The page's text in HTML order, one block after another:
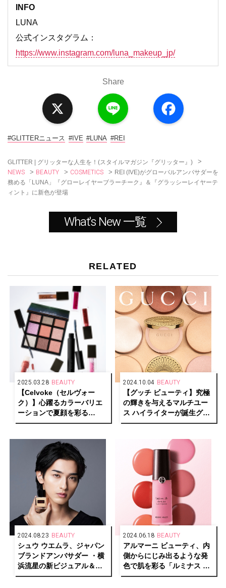
INFO
LUNA
公式インスタグラム：
https://www.instagram.com/luna_makeup_jp/
Share
a
c
#GLITTERニュース #IVE #LUNA #REI
GLITTER | グリッターな人生を！(スタイルマガジン『グリッター』) >
NEWS > BEAUTY > COSMETICS > REI (IVE)がグローバルアンバサダーを
務める「LUNA」『グローレイヤーブラーチーク』＆『グラッシーレイヤーテ
ィント』に新色が登場
What's New 一覧
RELATED
2025.03.28 BEAUTY
【Celvoke（セルヴォー
ク）】心躍るカラーバリエ
ーションで夏顔を彩る
Summer Makeup
2024.10.04 BEAUTY
【グッチ ビューティ】究極
の輝きを与えるマルチユー
ス ハイライターが誕生グッ
チ グロウ ハイライター
2024.08.23 BEAUTY
シュウ ウエムラ、ジャパン
ブランドアンバサダー ・横
浜流星の新ビジュアル＆動
画公開
2024.06.18 BEAUTY
アルマーニ ビューティ、内
側からにじみ出るような発
色で肌を彩る「ルミナス シ
ルク チーク ティント」が登